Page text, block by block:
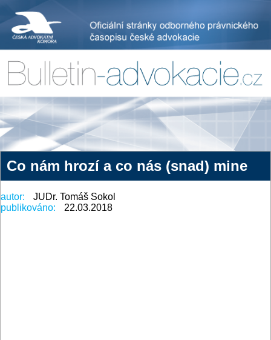
Co nám hrozí a co nás (snad) mine
autor:
JUDr. Tomáš Sokol
publikováno:
22.03.2018